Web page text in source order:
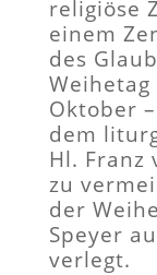
religiöse
einem
des
Oktober
dem
Hl. Franz
zu
der
Speyer
verlegt.